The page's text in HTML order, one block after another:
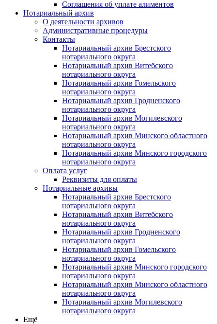
Соглашения об уплате алиментов
Нотариальный архив
О деятельности архивов
Административные процедуры
Контакты
Нотариальный архив Брестского
нотариального округа
Нотариальный архив Витебского
нотариального округа
Нотариальный архив Гомельского
нотариального округа
Нотариальный архив Гродненского
нотариального округа
Нотариальный архив Могилевского
нотариального округа
Нотариальный архив Минского областного
нотариального округа
Нотариальный архив Минского городского
нотариального округа
Оплата услуг
Реквизиты для оплаты
Нотариальные архивы
Нотариальный архив Брестского
нотариального округа
Нотариальный архив Витебского
нотариального округа
Нотариальный архив Гродненского
нотариального округа
Нотариальный архив Гомельского
нотариального округа
Нотариальный архив Минского городского
нотариального округа
Нотариальный архив Минского областного
нотариального округа
Нотариальный архив Могилевского
нотариального округа
Ещё